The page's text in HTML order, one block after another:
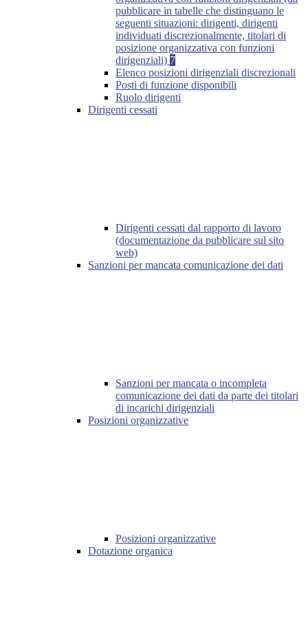
pubblicare in tabelle che distinguano le
seguenti situazioni: dirigenti, dirigenti
individuati discrezionalmente, titolari di
posizione organizzativa con funzioni
dirigenziali) 7
Elenco posizioni dirigenziali discrezionali
Posti di funzione disponibili
Ruolo dirigenti
Dirigenti cessati
Dirigenti cessati dal rapporto di lavoro
(documentazione da pubblicare sul sito
web)
Sanzioni per mancata comunicazione dei dati
Sanzioni per mancata o incompleta
comunicazione dei dati da parte dei titolari
di incarichi dirigenziali
Posizioni organizzative
Posizioni organizzative
Dotazione organica